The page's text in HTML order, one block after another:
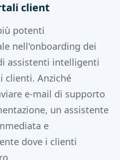
client
potenti
nell'onboarding dei
assistenti intelligenti
clienti. Anziché
e-mail di supporto
un assistente
e
dove i clienti